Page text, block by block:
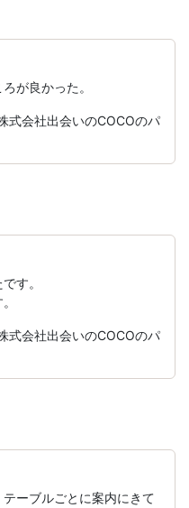
が良かった。
会社出会いのCOCOのパ
す。
会社出会いのCOCOのパ
ーブルごとに案内にきて